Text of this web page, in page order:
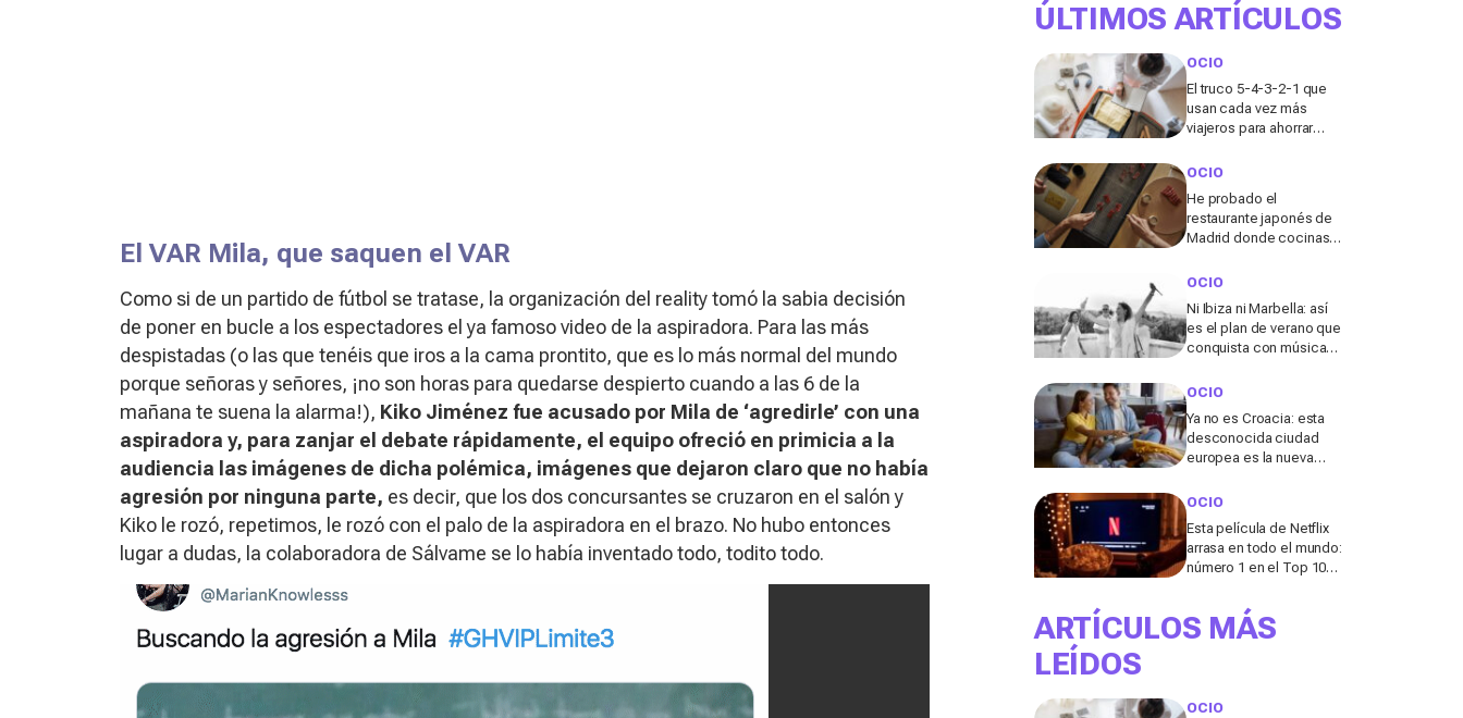
El VAR Mila, que saquen el VAR
Como si de un partido de fútbol se tratase, la organización del realitytomó la sabia decisión
de poner en bucle a los espectadores el ya famoso video de la aspiradora. Para las más
despistadas (o las que tenéis que iros a la cama prontito, que es lo más normal del mundo
porque señoras y señores, ¡no son horas para quedarse despierto cuando a las 6 de la
mañana te suena la alarma!), Kiko Jiménez fue acusado por Mila de ‘agredirle’ con una
aspiradora y, para zanjar el debate rápidamente, el equipo ofreció en primicia a la
audiencia las imágenes de dicha polémica, imágenes que dejaron claro que no había
agresión por ninguna parte, es decir, que los dos concursantes se cruzaron en el salón y
Kiko le rozó, repetimos, le rozó con el palo de la aspiradora en el brazo. No hubo entonces
lugar a dudas, la colaboradora de Sálvame se lo había inventado todo, todito todo.
ÚLTIMOS ARTÍCULOS
OCIO
El truco 5-4-3-2-1 que
usan cada vez más
viajeros para ahorrar
cabina
OCIO
He probado el
restaurante japonés de
Madrid donde cocinas
pasó allí me sorprendió
OCIO
Ni Ibiza ni Marbella: así
es el plan de verano que
conquista con música
único en Elche
OCIO
Ya no es Croacia: esta
desconocida ciudad
europea es la nueva
viajar lejos del turismo
OCIO
Esta película de Netflix
arrasa en todo el mundo:
número 1 en el Top 10
ARTÍCULOS MÁS
LEÍDOS
OCIO